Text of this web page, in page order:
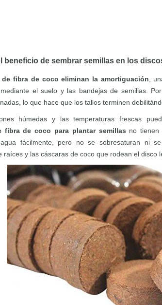
beneficio de sembrar semillas en los
fibra de coco eliminan la amortiguación ,
el suelo y las bandejas de semillas.
lo que hace que los tallos terminen
húmedas y las temperaturas frescas
fibra de coco para plantar semillas no tienen
fácilmente, pero no se sobresaturan ni
raíces y las cáscaras de coco que rodean el disco